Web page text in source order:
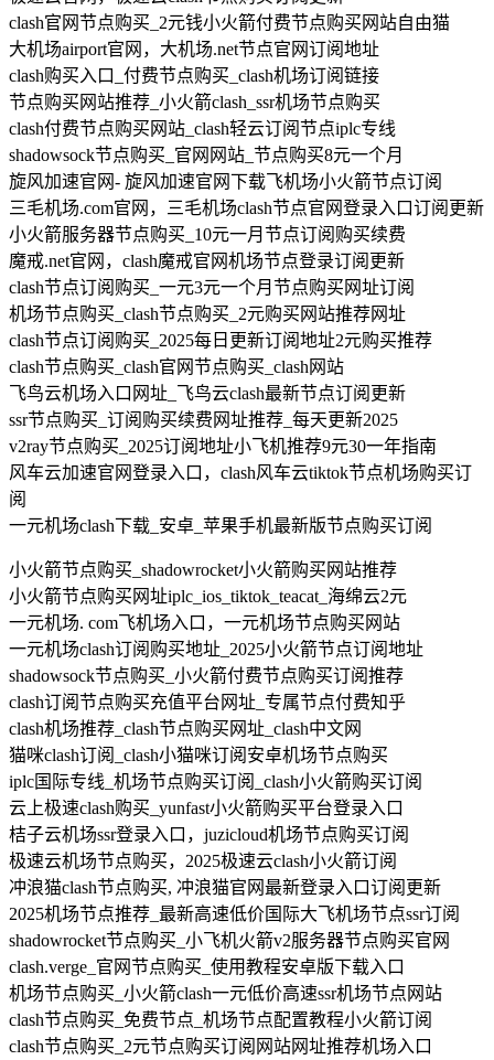
clash官网节点购买_2元钱小火箭付费节点购买网站自由猫
大机场airport官网，大机场.net节点官网订阅地址
clash购买入口_付费节点购买_clash机场订阅链接
节点购买网站推荐_小火箭clash_ssr机场节点购买
clash付费节点购买网站_clash轻云订阅节点iplc专线
shadowsock节点购买_官网网站_节点购买8元一个月
旋风加速官网- 旋风加速官网下载飞机场小火箭节点订阅
三毛机场.com官网，三毛机场clash节点官网登录入口订阅更新
小火箭服务器节点购买_10元一月节点订阅购买续费
魔戒.net官网，clash魔戒官网机场节点登录订阅更新
clash节点订阅购买_一元3元一个月节点购买网址订阅
机场节点购买_clash节点购买_2元购买网站推荐网址
clash节点订阅购买_2025每日更新订阅地址2元购买推荐
clash节点购买_clash官网节点购买_clash网站
飞鸟云机场入口网址_飞鸟云clash最新节点订阅更新
ssr节点购买_订阅购买续费网址推荐_每天更新2025
v2ray节点购买_2025订阅地址小飞机推荐9元30一年指南
风车云加速官网登录入口，clash风车云tiktok节点机场购买订
阅
一元机场clash下载_安卓_苹果手机最新版节点购买订阅
小火箭节点购买_shadowrocket小火箭购买网站推荐
小火箭节点购买网址iplc_ios_tiktok_teacat_海绵云2元
一元机场. com飞机场入口，一元机场节点购买网站
一元机场clash订阅购买地址_2025小火箭节点订阅地址
shadowsock节点购买_小火箭付费节点购买订阅推荐
clash订阅节点购买充值平台网址_专属节点付费知乎
clash机场推荐_clash节点购买网址_clash中文网
猫咪clash订阅_clash小猫咪订阅安卓机场节点购买
iplc国际专线_机场节点购买订阅_clash小火箭购买订阅
云上极速clash购买_yunfast小火箭购买平台登录入口
桔子云机场ssr登录入口，juzicloud机场节点购买订阅
极速云机场节点购买，2025极速云clash小火箭订阅
冲浪猫clash节点购买, 冲浪猫官网最新登录入口订阅更新
2025机场节点推荐_最新高速低价国际大飞机场节点ssr订阅
shadowrocket节点购买_小飞机火箭v2服务器节点购买官网
clash.verge_官网节点购买_使用教程安卓版下载入口
机场节点购买_小火箭clash一元低价高速ssr机场节点网站
clash节点购买_免费节点_机场节点配置教程小火箭订阅
clash节点购买_2元节点购买订阅网站网址推荐机场入口